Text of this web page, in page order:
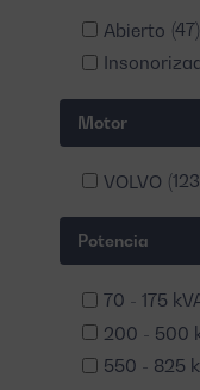
Abierto (47)
Motor
VOLVO
Potencia
70 - 175
200 - 500
550 - 825